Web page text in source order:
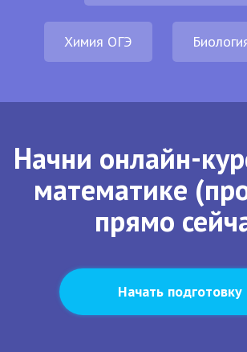
Химия ОГЭ
Начни онлайн-
математике
прямо
Начать подготовку